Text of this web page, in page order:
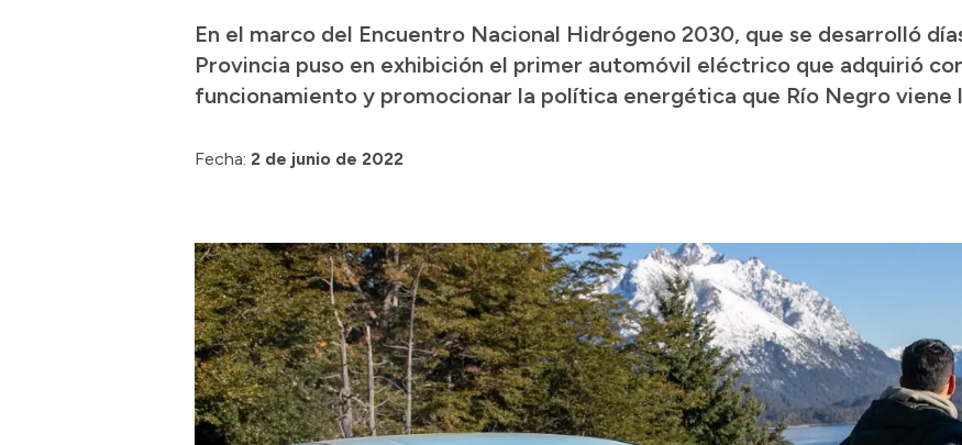
En el marco del Encuentro Nacional Hidrógeno 2030, que se desarrolló
Provincia puso en exhibición el primer automóvil eléctrico que adquirió
funcionamiento y promocionar la política energética que Río Negro viene
Fecha: 2 de junio de 2022